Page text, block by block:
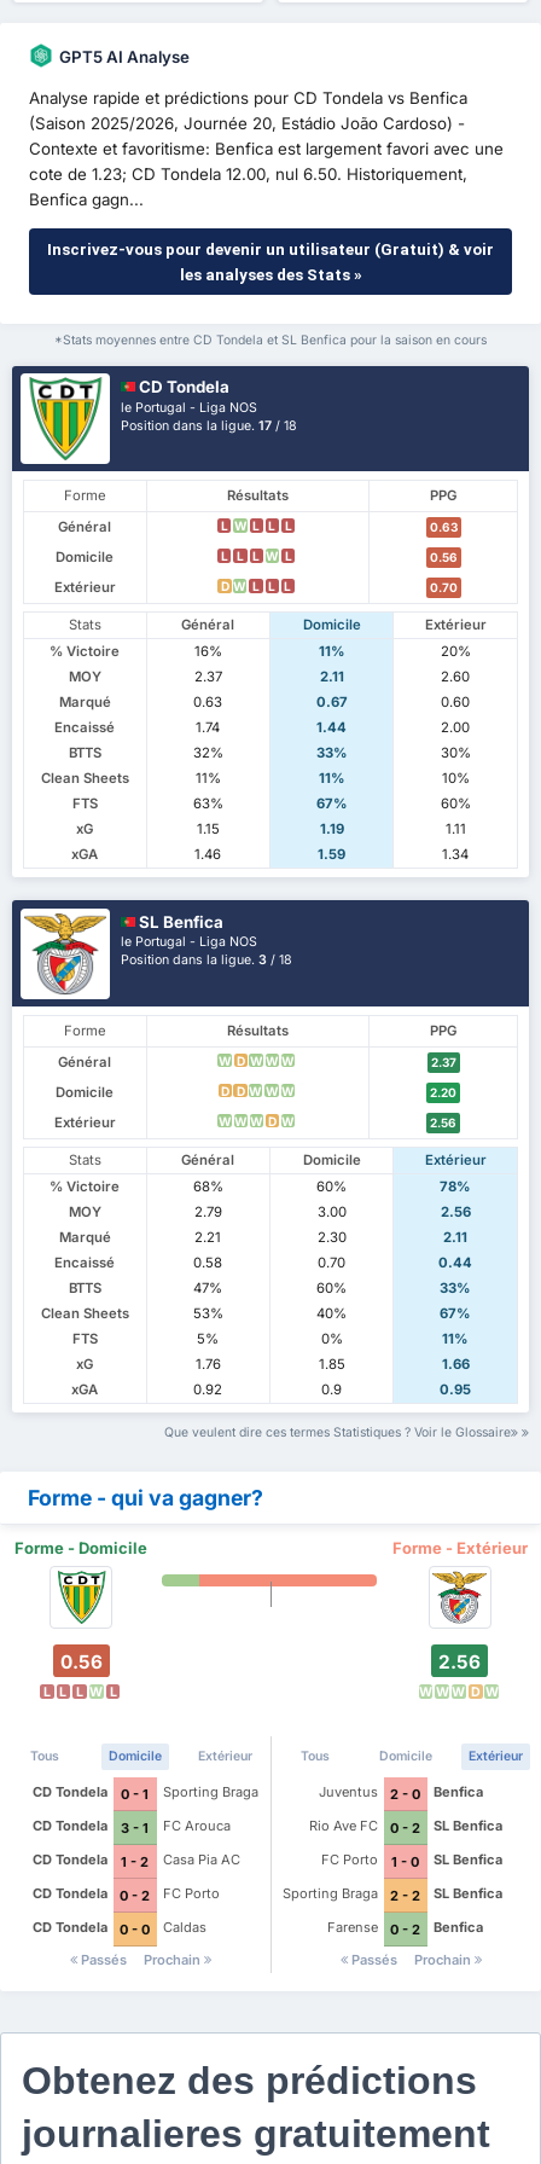
GPT5 AI Analyse
Analyse rapide et prédictions pour CD Tondela vs Benfica
(Saison 2025/2026, Journée 20, Estádio João Cardoso) -
Contexte et favoritisme: Benfica est largement favori avec une
cote de 1.23; CD Tondela 12.00, nul 6.50. Historiquement,
Benfica gagn...
Inscrivez-vous pour devenir un utilisateur (Gratuit) & voir
les analyses des Stats »
*Stats moyennes entre CD Tondela et SL Benfica pour la saison en cours
CD Tondela
le Portugal - Liga NOS
Position dans la ligue.17 / 18
Forme Résultats
PPG
Général
L W L L L 0.63
Domicile L L L W L 0.56
Extérieur D W L L L 0.70
Stats Général Domicile
Extérieur
% Victoire
16% 11%
20%
MOY
2.37 2.11
2.60
Marqué
0.63 0.67
0.60
Encaissé
1.74 1.44
2.00
BTTS
32% 33%
30%
Clean Sheets
11% 11%
10%
FTS
63% 67%
60%
xG
1.15 1.19
1.11
xGA
1.46 1.59 1.34
SL Benfica
le Portugal - Liga NOS
Position dans la ligue.3 / 18
Forme Résultats
PPG
Général
W D W W W 2.37
Domicile D D W W W 2.20
Extérieur W W W D W 2.56
Stats Général Domicile
Extérieur
% Victoire
68% 60%
78%
MOY
2.79 3.00
2.56
Marqué
2.21 2.30
2.11
Encaissé
0.58 0.70
0.44
BTTS
47% 60%
33%
Clean Sheets
53% 40%
67%
FTS
5% 0%
11%
xG
1.76 1.85
1.66
xGA
0.92 0.9 0.95
Que veulent dire ces termes Statistiques ? Voir le Glossaire
Forme - qui va gagner?
Forme - Domicile Forme - Extérieur
0.56
L L L W L
2.56
W W W D W
Tous Domicile Extérieur
CD Tondela 0 - 1
Sporting Braga
CD Tondela
3 - 1
FC Arouca
CD Tondela
1 - 2
Casa Pia AC
CD Tondela
0 - 2
FC Porto
CD Tondela
0 - 0
Caldas
Passés
Prochain
Tous Domicile Extérieur
Juventus 2 - 0
Benfica
Rio Ave FC
0 - 2
SL Benfica
FC Porto
1 - 0
SL Benfica
Sporting Braga
2 - 2
SL Benfica
Farense
0 - 2
Benfica
Passés
Prochain
Obtenez des prédictions
journalieres gratuitement